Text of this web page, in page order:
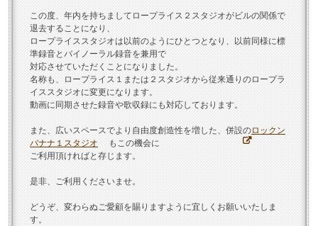
この度、年内を持ちましてロープライス２スタジオがビルの関係で
退去することになり、
ロープライススタジオは以前のようにひとつとなり、以前同様に標
準録音とバイノーラル録音を兼用で
対応させていただくことになりました。
名称も、ロープライス１または２スタジオから従来通りのロープラ
イススタジオに変更になります。
動画に同期させた録音や歌収録にも対応しております。
また、広いスペースでより自由度創造性を増した、併設のロックン
バナナ１スタジオ
もこの機会に
ご利用頂ければと存じます。
是非、ご利用くださいませ。
どうぞ、変わらぬご愛顧を賜りますように宜しくお願いいたしま
す。